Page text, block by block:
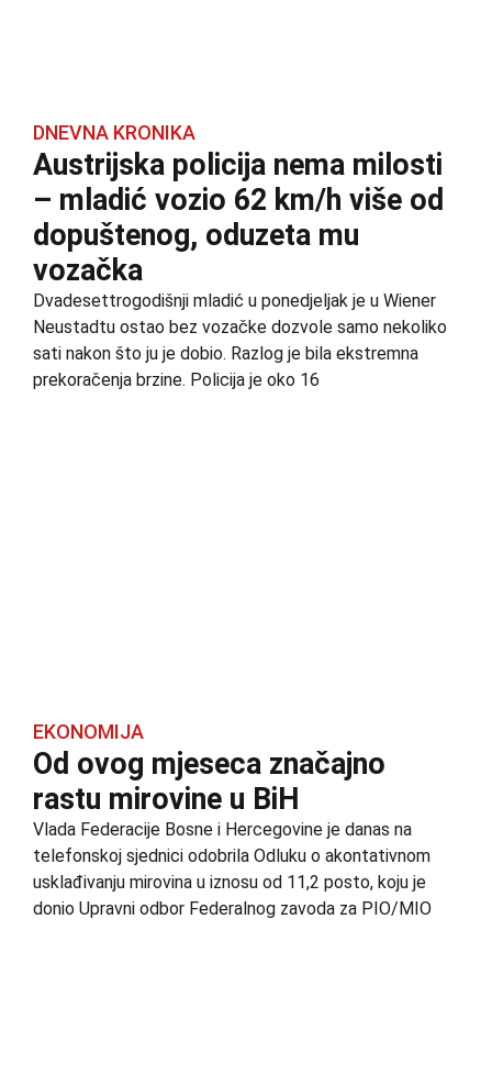
DNEVNA KRONIKA
Austrijska policija nema milosti
– mladić vozio 62 km/h više od
dopuštenog, oduzeta mu
vozačka
Dvadesettrogodišnji mladić u ponedjeljak je u Wiener
Neustadtu ostao bez vozačke dozvole samo nekoliko
sati nakon što ju je dobio. Razlog je bila ekstremna
prekoračenja brzine. Policija je oko 16
EKONOMIJA
Od ovog mjeseca značajno
rastu mirovine u BiH
Vlada Federacije Bosne i Hercegovine je danas na
telefonskoj sjednici odobrila Odluku o akontativnom
usklađivanju mirovina u iznosu od 11,2 posto, koju je
donio Upravni odbor Federalnog zavoda za PIO/MIO